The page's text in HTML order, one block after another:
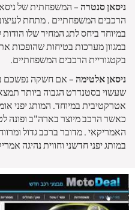
ניסאן סנטרה– המשפחתית של ניסאן
הרכבים המשפחתיים . מתחת
במיוחד ביחס לתג המחיר שלו
במגוון מערכות בטיחות שהופכות
בקטגוריית הרכבים המשפחתיים.
ניסאן אלטימה– אם חשקה נפשכם
שעשוי בסטנדרט הגבוה ביותר
אטרקטיבית במיוחד. המותג יפני
כאשר הרכב מיוצר בארה"ב
האמריקאי . מדובר ברכב גדול
במותג יפני חדשני וחווית נהיגה